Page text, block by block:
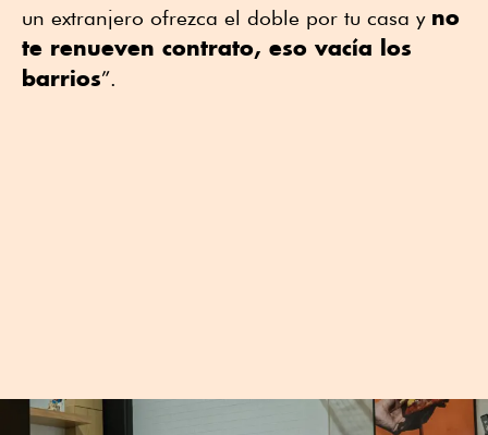
un extranjero ofrezca el doble por tu casa y no
te renueven contrato, eso vacía los
barrios”.